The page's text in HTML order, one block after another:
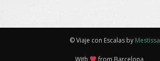
© Viaje con Escalas by Mestissa